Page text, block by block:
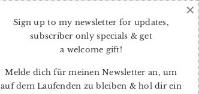
Sign up to my newsletter for updates,
subscriber only specials & get
a welcome gift!
Melde dich für meinen Newsletter an, um
auf dem Laufenden zu bleiben & hol dir ein
×